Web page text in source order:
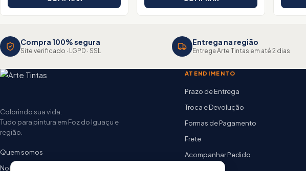
Compra 100% segura
Site verificado · LGPD · SSL
Entrega na região
Entrega Arte Tintas em até 2 dias
Colorindo sua vida.
Tudo para pintura em Foz do Iguaçu e
região.
Quem somos
Nossas lojas
ATENDIMENTO
Prazo de Entrega
Troca e Devolução
Formas de Pagamento
Frete
Acompanhar Pedido